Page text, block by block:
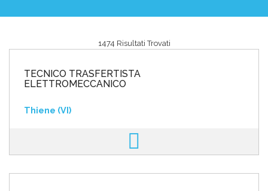
INVIA CV
1474 Risultati Trovati
TECNICO TRASFERTISTA
ELETTROMECCANICO
Thiene (VI)